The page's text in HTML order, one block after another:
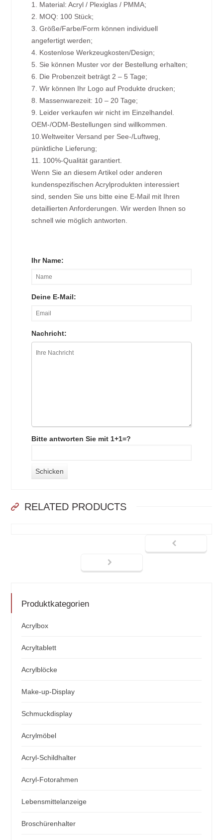
1. Material: Acryl / Plexiglas / PMMA;
2. MOQ: 100 Stück;
3. Größe/Farbe/Form können individuell
angefertigt werden;
4. Kostenlose Werkzeugkosten/Design;
5. Sie können Muster vor der Bestellung erhalten;
6. Die Probenzeit beträgt 2 – 5 Tage;
7. Wir können Ihr Logo auf Produkte drucken;
8. Massenwarezeit: 10 – 20 Tage;
9. Leider verkaufen wir nicht im Einzelhandel.
OEM-/ODM-Bestellungen sind willkommen.
10.Weltweiter Versand per See-/Luftweg,
pünktliche Lieferung;
11. 100%-Qualität garantiert.
Wenn Sie an diesem Artikel oder anderen
kundenspezifischen Acrylprodukten interessiert
sind, senden Sie uns bitte eine E-Mail mit Ihren
detaillierten Anforderungen. Wir werden Ihnen so
schnell wie möglich antworten.
Ihr Name:
Deine E-Mail:
Nachricht:
Bitte antworten Sie mit 1+1=?
RELATED PRODUCTS
Produktkategorien
Acrylbox
Acryltablett
Acrylblöcke
Make-up-Display
Schmuckdisplay
Acrylmöbel
Acryl-Schildhalter
Acryl-Fotorahmen
Lebensmittelanzeige
Broschürenhalter